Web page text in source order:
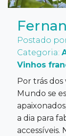
Postado
Categoria:
Vinhos
Por trás
Mundo se
a dia para
accessíveis.